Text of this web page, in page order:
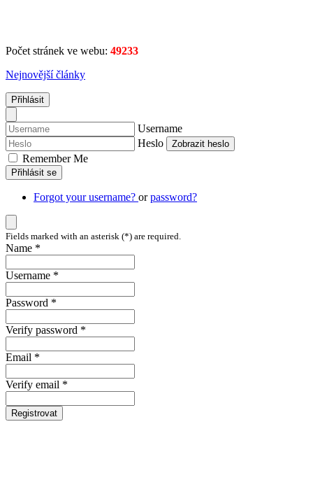
Počet stránek ve webu: 49233
Nejnovější články
Přihlásit
Username
Heslo
Zobrazit heslo
Remember Me
Přihlásit se
Forgot your username? orpassword?
Fields marked with an asterisk (*) are required.
Name *
Username *
Password *
Verify password *
Email *
Verify email *
Registrovat